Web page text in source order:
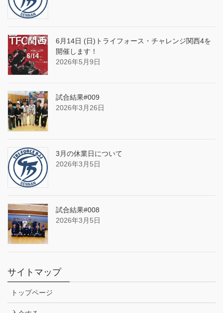
6月14日 (日)トライフォース・チャレンジ関西4を
開催します！
2026年5月9日
試合結果#009
2026年3月26日
3月の休業日について
2026年3月5日
試合結果#008
2026年3月5日
サイトマップ
トップページ